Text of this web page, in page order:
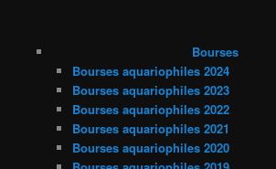
Bourses
Bourses aquariophiles 2024
Bourses aquariophiles 2023
Bourses aquariophiles 2022
Bourses aquariophiles 2021
Bourses aquariophiles 2020